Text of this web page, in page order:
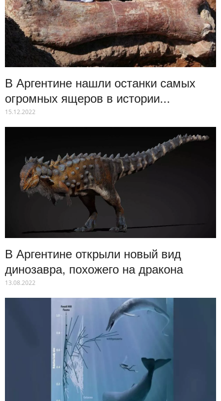
В Аргентине нашли останки самых
огромных ящеров в истории...
15.12.2022
В Аргентине открыли новый вид
динозавра, похожего на дракона
13.08.2022